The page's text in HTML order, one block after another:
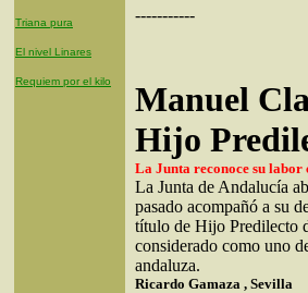
Triana pura
El nivel Linares
Requiem por el kilo
-----------
Manuel
Hijo
La Junta reconoce su
La Junta de Andalucía
pasado acompañó a su
título de Hijo Predilecto
considerado como uno
andaluza.
Ricardo Gamaza , Sevilla